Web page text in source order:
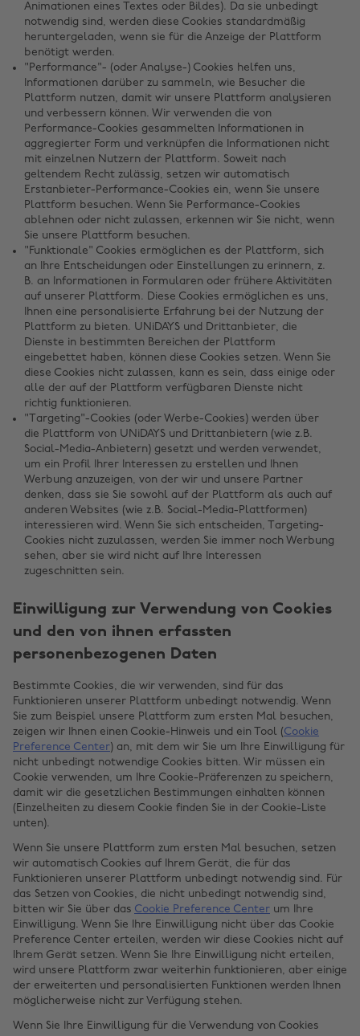
Animationen eines Textes oder Bildes). Da sie unbedingt
notwendig sind, werden diese Cookies standardmäßig
heruntergeladen, wenn sie für die Anzeige der Plattform
benötigt werden.
"Performance"- (oder Analyse-) Cookies helfen uns,
Informationen darüber zu sammeln, wie Besucher die
Plattform nutzen, damit wir unsere Plattform analysieren
und verbessern können. Wir verwenden die von
Performance-Cookies gesammelten Informationen in
aggregierter Form und verknüpfen die Informationen nicht
mit einzelnen Nutzern der Plattform. Soweit nach
geltendem Recht zulässig, setzen wir automatisch
Erstanbieter-Performance-Cookies ein, wenn Sie unsere
Plattform besuchen. Wenn Sie Performance-Cookies
ablehnen oder nicht zulassen, erkennen wir Sie nicht, wenn
Sie unsere Plattform besuchen.
"Funktionale" Cookies ermöglichen es der Plattform, sich
an Ihre Entscheidungen oder Einstellungen zu erinnern, z.
B. an Informationen in Formularen oder frühere Aktivitäten
auf unserer Plattform. Diese Cookies ermöglichen es uns,
Ihnen eine personalisierte Erfahrung bei der Nutzung der
Plattform zu bieten. UNiDAYS und Drittanbieter, die
Dienste in bestimmten Bereichen der Plattform
eingebettet haben, können diese Cookies setzen. Wenn Sie
diese Cookies nicht zulassen, kann es sein, dass einige oder
alle der auf der Plattform verfügbaren Dienste nicht
richtig funktionieren.
"Targeting"-Cookies (oder Werbe-Cookies) werden über
die Plattform von UNiDAYS und Drittanbietern (wie z.B.
Social-Media-Anbietern) gesetzt und werden verwendet,
um ein Profil Ihrer Interessen zu erstellen und Ihnen
Werbung anzuzeigen, von der wir und unsere Partner
denken, dass sie Sie sowohl auf der Plattform als auch auf
anderen Websites (wie z.B. Social-Media-Plattformen)
interessieren wird. Wenn Sie sich entscheiden, Targeting-
Cookies nicht zuzulassen, werden Sie immer noch Werbung
sehen, aber sie wird nicht auf Ihre Interessen
zugeschnitten sein.
Einwilligung zur Verwendung von Cookies
und den von ihnen erfassten
personenbezogenen Daten
Bestimmte Cookies, die wir verwenden, sind für das
Funktionieren unserer Plattform unbedingt notwendig. Wenn
Sie zum Beispiel unsere Plattform zum ersten Mal besuchen,
zeigen wir Ihnen einen Cookie-Hinweis und ein Tool (Cookie
Preference Center) an, mit dem wir Sie um Ihre Einwilligung für
nicht unbedingt notwendige Cookies bitten. Wir müssen ein
Cookie verwenden, um Ihre Cookie-Präferenzen zu speichern,
damit wir die gesetzlichen Bestimmungen einhalten können
(Einzelheiten zu diesem Cookie finden Sie in der Cookie-Liste
unten).
Wenn Sie unsere Plattform zum ersten Mal besuchen, setzen
wir automatisch Cookies auf Ihrem Gerät, die für das
Funktionieren unserer Plattform unbedingt notwendig sind. Für
das Setzen von Cookies, die nicht unbedingt notwendig sind,
bitten wir Sie über das Cookie Preference Center um Ihre
Einwilligung. Wenn Sie Ihre Einwilligung nicht über das Cookie
Preference Center erteilen, werden wir diese Cookies nicht auf
Ihrem Gerät setzen. Wenn Sie Ihre Einwilligung nicht erteilen,
wird unsere Plattform zwar weiterhin funktionieren, aber einige
der erweiterten und personalisierten Funktionen werden Ihnen
möglicherweise nicht zur Verfügung stehen.
Wenn Sie Ihre Einwilligung für die Verwendung von Cookies